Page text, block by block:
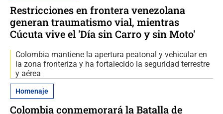
Restricciones en frontera venezolana
generan traumatismo vial, mientras
Cúcuta vive el 'Día sin Carro y sin Moto'
Colombia mantiene la apertura peatonal y vehicular en
la zona fronteriza y ha fortalecido la seguridad terrestre
y aérea
Homenaje
Colombia conmemorará la Batalla de